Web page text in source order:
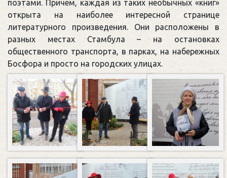
поэтами. Причем, каждая из таких необычных «книг»
открыта на наиболее интересной странице
литературного произведения. Они расположены в
разных местах Стамбула – на остановках
общественного транспорта, в парках, на набережных
Босфора и просто на городских улицах.